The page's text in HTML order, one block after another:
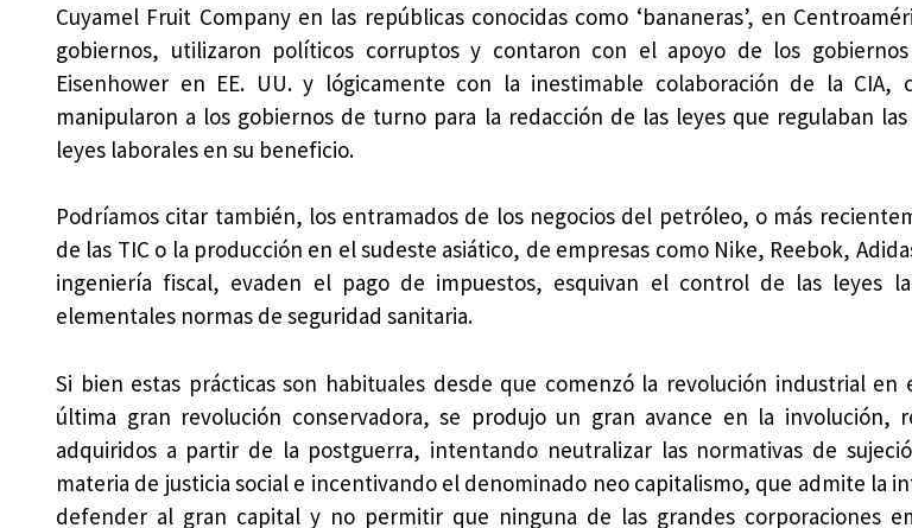
Cuyamel Fruit Company en las repúblicas conocidas como ‘bananeras’, en
gobiernos, utilizaron políticos corruptos y contaron con el apoyo de los
Eisenhower en EE. UU. y lógicamente con la inestimable colaboración de la CIA,
manipularon a los gobiernos de turno para la redacción de las leyes que regulaban
leyes laborales en su beneficio.
Podríamos citar también, los entramados de los negocios del petróleo, o más
de las TIC o la producción en el sudeste asiático, de empresas como Nike, Reebok,
ingeniería fiscal, evaden el pago de impuestos, esquivan el control de las leyes
elementales normas de seguridad sanitaria.
Si bien estas prácticas son habituales desde que comenzó la revolución industrial en
última gran revolución conservadora, se produjo un gran avance en la involución,
adquiridos a partir de la postguerra, intentando neutralizar las normativas de
materia de justicia social e incentivando el denominado neo capitalismo, que admite la
defender al gran capital y no permitir que ninguna de las grandes corporaciones